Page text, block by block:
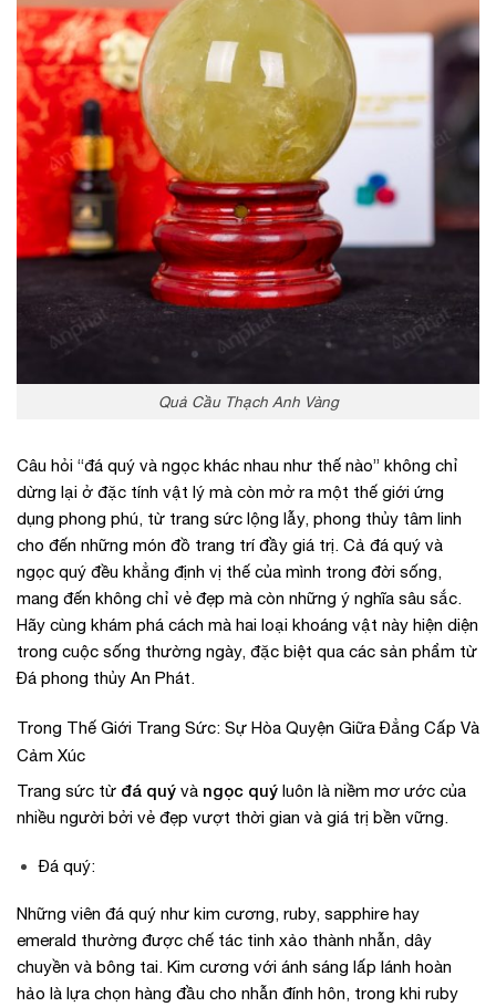
Quả Cầu Thạch Anh Vàng
Câu hỏi “đá quý và ngọc khác nhau như thế nào” không chỉ
dừng lại ở đặc tính vật lý mà còn mở ra một thế giới ứng
dụng phong phú, từ trang sức lộng lẫy, phong thủy tâm linh
cho đến những món đồ trang trí đầy giá trị. Cả đá quý và
ngọc quý đều khẳng định vị thế của mình trong đời sống,
mang đến không chỉ vẻ đẹp mà còn những ý nghĩa sâu sắc.
Hãy cùng khám phá cách mà hai loại khoáng vật này hiện diện
trong cuộc sống thường ngày, đặc biệt qua các sản phẩm từ
Đá phong thủy An Phát.
Trong Thế Giới Trang Sức: Sự Hòa Quyện Giữa Đẳng Cấp Và
Cảm Xúc
Trang sức từ đá quý và ngọc quý luôn là niềm mơ ước của
nhiều người bởi vẻ đẹp vượt thời gian và giá trị bền vững.
Đá quý:
Những viên đá quý như kim cương, ruby, sapphire hay
emerald thường được chế tác tinh xảo thành nhẫn, dây
chuyền và bông tai. Kim cương với ánh sáng lấp lánh hoàn
hảo là lựa chọn hàng đầu cho nhẫn đính hôn, trong khi ruby